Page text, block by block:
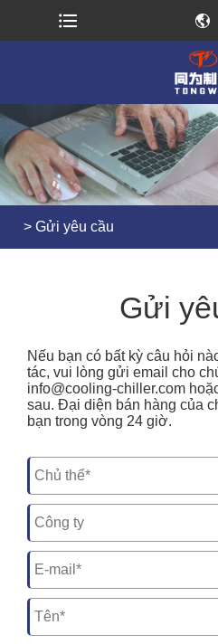
> Gửi yêu cầu
Gửi
Nếu bạn có bất kỳ câu hỏi
tác, vui lòng gửi email cho
info@cooling-chiller.com
sau. Đại diện bán hàng của
bạn trong vòng 24 giờ.